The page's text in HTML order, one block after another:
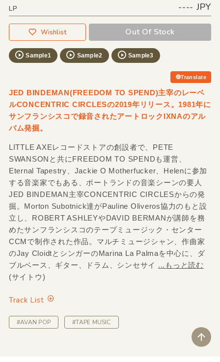
LP ---- JPY
Wishlist Out Of Stock
Sample1 Sample2 Sample3
Translate
JED BINDEMAN(FREEDOM TO SPEND)主宰のレーベ
ルCONCENTRIC CIRCLESの2019年リリース。1981年に
サンフランシスコで録音されたアートロックIXNAのアル
バム発掘。
LITTLE AXEレコードストアの創設者で、PETE
SWANSONと共にFREEDOM TO SPENDも運営、
Eternal Tapestry、Jackie O Motherfucker、Helenに参加
する音楽家でもある、ポートランドの音楽シーンの要人
JED BINDEMAN主宰CONCENTRIC CIRCLESからの発
掘。Morton Subotnick達がPauline Oliveros協力のもと設
立し、ROBERT ASHLEYやDAVID BERMANが講師を務
めたサンフランシスコのテープミュージック・センター
CCMで制作された作品。マルチミュージシャン、作曲家
のJay CloidtとシンガーのMarina La Palmaを中心に、ダ
ブルベース、ギター、ドラム、シンセサイ ...もっと読む
(サイトウ)
Track List
#AVAN POP #TAPE MUSIC